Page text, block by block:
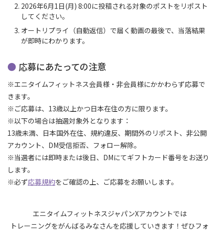
2026年6月1日(月) 8:00に投稿される対象のポストをリポスト
してください。
オートリプライ（自動返信）で届く動画の最後で、当落結果
が即時にわかります。
応募にあたっての注意
※エニタイムフィットネス会員様・非会員様にかかわらず応募で
きます。
※ご応募は、13歳以上かつ日本在住の方に限ります。
※以下の場合は抽選対象外となります：
13歳未満、日本国外在住、規約違反、期間外のリポスト、非公開
アカウント、DM受信拒否、フォロー解除。
※当選者には即時または後日、DMにてギフトカード番号をお送り
します。
※必ず応募規約をご確認の上、ご応募をお願いします。
エニタイムフィットネスジャパンXアカウントでは
トレーニングをがんばるみなさんを応援していきます！ぜひフォ